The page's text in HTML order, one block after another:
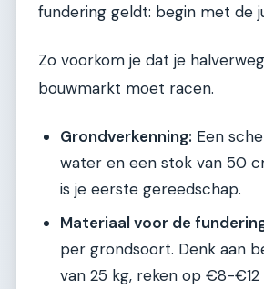
fundering geldt: begin met de
Zo voorkom je dat je
bouwmarkt moet racen.
Grondverkenning: Een
water en een stok van 50
is je eerste gereedschap.
Materiaal voor de
per grondsoort. Denk aan
van 25 kg, reken op €8-€12